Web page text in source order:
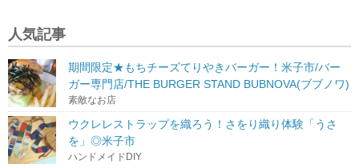
人気記事
期間限定★もちチーズてりやきバーガー！米子市/バー
ガー専門店/THE BURGER STAND BUBNOVA(ブブノワ)
素敵なお店
ウクレレストラップを織ろう！さをり織り体験「うさ
を」◎米子市
ハンドメイドDIY